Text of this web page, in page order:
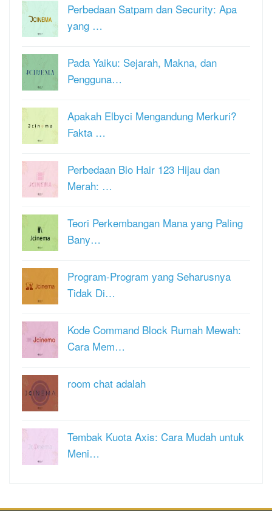
Perbedaan Satpam dan Security: Apa
yang …
Pada Yaiku: Sejarah, Makna, dan
Pengguna…
Apakah Elbyci Mengandung Merkuri?
Fakta …
Perbedaan Bio Hair 123 Hijau dan
Merah: …
Teori Perkembangan Mana yang Paling
Bany…
Program-Program yang Seharusnya
Tidak Di…
Kode Command Block Rumah Mewah:
Cara Mem…
room chat adalah
Tembak Kuota Axis: Cara Mudah untuk
Meni…